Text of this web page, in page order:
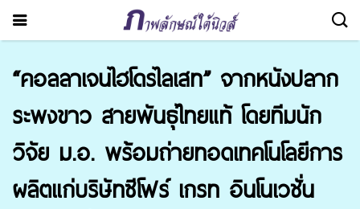
“คอลลาเจนไฮโดรไลเสท” จากหนังปลาก
ระพงขาว สายพันธุ์ไทยแท้ โดยทีมนัก
วิจัย ม.อ. พร้อมถ่ายทอดเทคโนโลยีการ
ผลิตแก่บริษัทซีโฟร์ เกรท อินโนเวชั่น